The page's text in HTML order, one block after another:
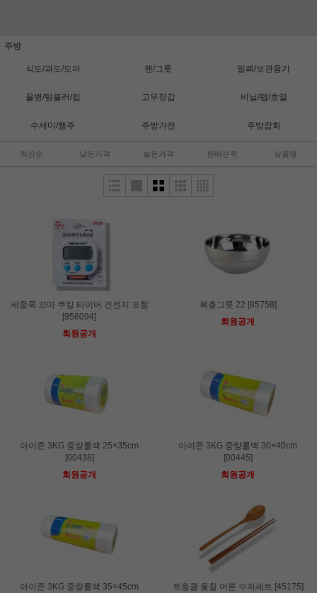
주방
식도/과도/도마 팬/그릇 밀폐/보관용기
물병/텀블러/컵 고무장갑 비닐/랩/호일
수세미/행주 주방가전 주방잡화
최신순 낮은가격 높은가격 판매순위 상품명
세종쿡 꼬마 쿠킹 타이머 건전지 포함
[958094]
회원공개
복층그릇 22 [85758]
회원공개
아이존 3KG 중량롤백 25×35cm
[00438]
회원공개
아이존 3KG 중량롤백 30×40cm
[00445]
회원공개
아이존 3KG 중량롤백 35×45cm
트윙클 옻칠 어른 수저세트 [45175]